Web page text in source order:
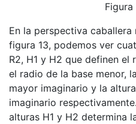
Figura
En la perspectiva caballera
figura 13, podemos ver
R2, H1 y H2 que definen el
el radio de la base menor,
mayor imaginario y la
imaginario
alturas H1 y H2 determina